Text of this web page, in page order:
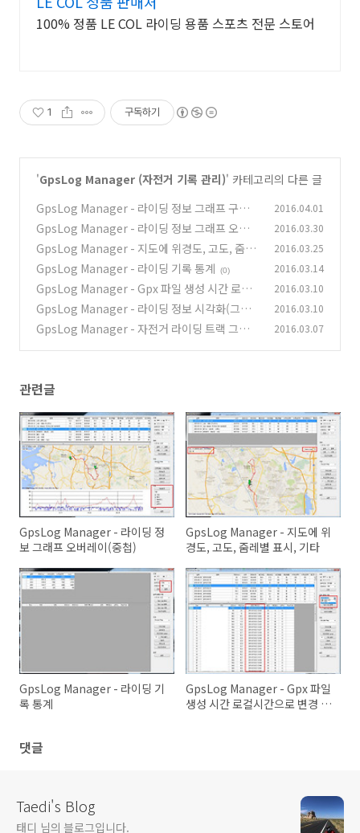
100% 정품 LE COL 라이딩 용품 스포츠 전문 스토어
1 구독하기
'GpsLog Manager (자전거 기록 관리)' 카테고리의 다른 글
GpsLog Manager - 라이딩 정보 그래프 구간
정보 확인
(0)
2016.04.01
GpsLog Manager - 라이딩 정보 그래프 오버레
이(중첩)
(0)
2016.03.30
GpsLog Manager - 지도에 위경도, 고도, 줌레
별 표시, 기타
(0)
2016.03.25
GpsLog Manager - 라이딩 기록 통계 (0) 2016.03.14
GpsLog Manager - Gpx 파일 생성 시간 로컬
시간으로 변경 등록
(0)
2016.03.10
GpsLog Manager - 라이딩 정보 시각화(그래
프) (0)
2016.03.10
GpsLog Manager - 자전거 라이딩 트랙 그리기 2016.03.07
관련글
GpsLog Manager - 라이딩 정
보 그래프 오버레이(중첩)
GpsLog Manager - 지도에 위
경도, 고도, 줌레별 표시, 기타
GpsLog Manager - 라이딩 기
록 통계
GpsLog Manager - Gpx 파일
생성 시간 로컬시간으로 변경 등
댓글
Taedi's Blog
태디 님의 블로그입니다.